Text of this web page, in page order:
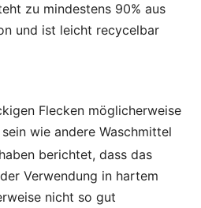
zu mindestens 90% aus
und ist leicht recycelbar
Flecken möglicherweise
wie andere Waschmittel
berichtet, dass das
Verwendung in hartem
nicht so gut